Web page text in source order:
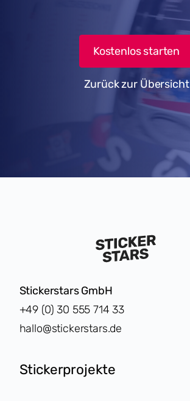
Kostenlos starten
Zurück zur Übersicht
Stickerstars GmbH
+49 (0) 30 555 714 33
hallo@stickerstars.de
Stickerprojekte